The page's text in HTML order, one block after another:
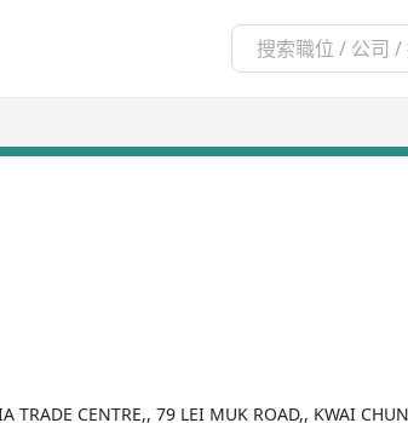
TRADE CENTRE,, 79 LEI MUK ROAD,, KWAI